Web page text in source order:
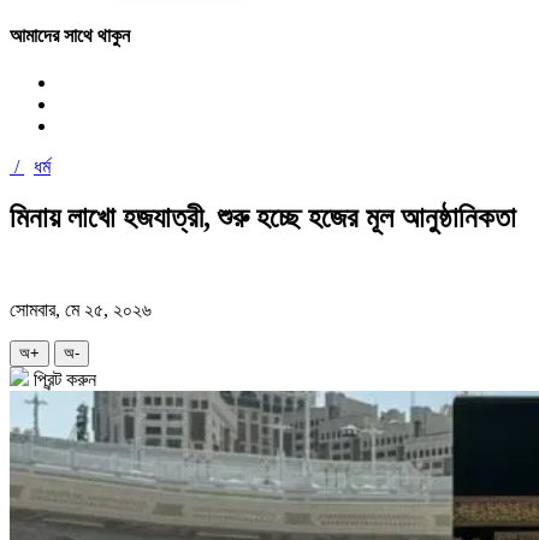
আমাদের সাথে থাকুন
/ ধর্ম
মিনায় লাখো হজযাত্রী, শুরু হচ্ছে হজের মূল আনুষ্ঠানিকতা
সোমবার, মে ২৫, ২০২৬
অ+ অ-
প্রিন্ট করুন